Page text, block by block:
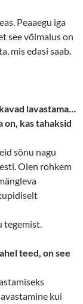
Peaaegu iga
see võimalus on
mis edasi saab.
lavastama…
on, kas tahaksid
sõnu nagu
Olen rohkem
tegemist.
teed, on see
kui